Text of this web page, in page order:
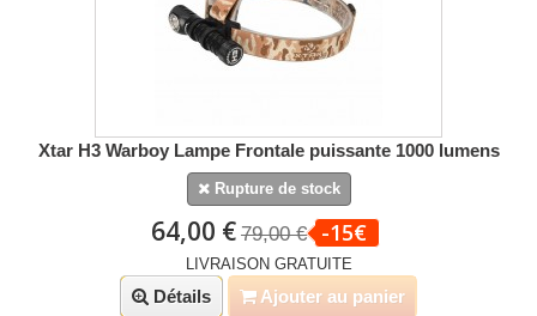
Xtar H3 Warboy Lampe Frontale puissante 1000 lumens
Rupture de stock
64,00 € 79,00 € -15€
LIVRAISON GRATUITE
Détails Ajouter au panier